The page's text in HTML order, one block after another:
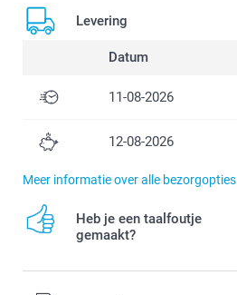
Levering
Datum
11-08-2026
12-08-2026
Meer informatie over alle bezorgopties
Heb je een taalfoutje
gemaakt?